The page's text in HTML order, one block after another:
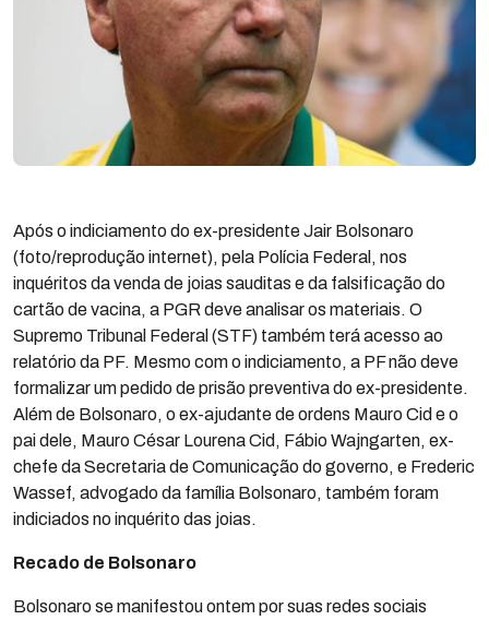
Após o indiciamento do ex-presidente Jair Bolsonaro
(foto/reprodução internet), pela Polícia Federal, nos
inquéritos da venda de joias sauditas e da falsificação do
cartão de vacina, a PGR deve analisar os materiais. O
Supremo Tribunal Federal (STF) também terá acesso ao
relatório da PF. Mesmo com o indiciamento, a PF não deve
formalizar um pedido de prisão preventiva do ex-presidente.
Além de Bolsonaro, o ex-ajudante de ordens Mauro Cid e o
pai dele, Mauro César Lourena Cid, Fábio Wajngarten, ex-
chefe da Secretaria de Comunicação do governo, e Frederic
Wassef, advogado da família Bolsonaro, também foram
indiciados no inquérito das joias.
Recado de Bolsonaro
Bolsonaro se manifestou ontem por suas redes sociais